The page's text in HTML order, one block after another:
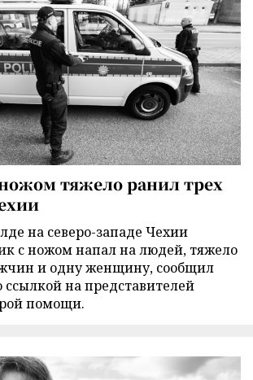
тяжело ранил трех
на северо-западе Чехии
с ножом напал на людей, тяжело
и одну женщину, сообщил
ссылкой на представителей
помощи.